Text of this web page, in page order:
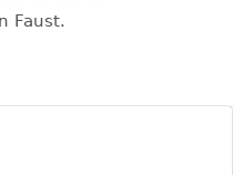
Faust.